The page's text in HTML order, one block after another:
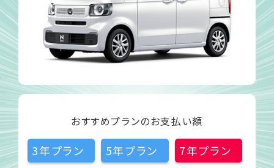
おすすめプランのお支払い額
3年プラン 5年プラン 7年プラン